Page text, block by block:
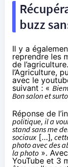
buzz
Il y a
reprendre les
de
l’Agriculture,
avec le
suivant : «
Bon salon et
Réponse de
politique, il a
stand sans me
sociaux[…],
photo avec des
la photo ».
YouTube et 3